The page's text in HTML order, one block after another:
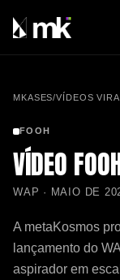
MKASES/VÍDEOS
FOOH
VÍDEO
WAP · MAIO DE
A metaKosmos
lançamento do
aspirador em